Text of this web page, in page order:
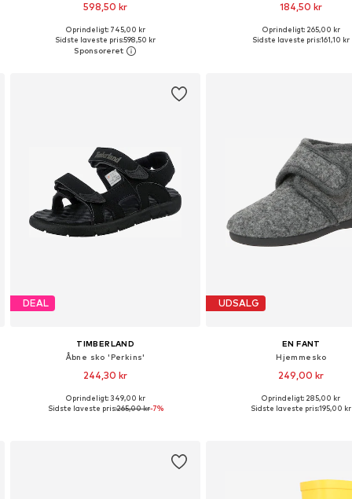
598,50 kr
Fås i mange størrelser
Føj til indkøbskurv
Oprindeligt: 745,00 kr
Sidste laveste pris:598,50 kr
184,50 kr
+1
Fås i mange størrelser
Oprindeligt: 265,00 kr
Sidste laveste pris:161,10 kr
DEAL
TIMBERLAND
Åbne sko 'Perkins'
244,30 kr
+1
Fås i mange størrelser
Oprindeligt: 349,00 kr
Sidste laveste pris:265,00 kr-7%
UDSALG
EN FANT
Hjemmesko
249,00 kr
Fås i mange størrelser
Oprindeligt: 285,00 kr
Sidste laveste pris:195,00 kr